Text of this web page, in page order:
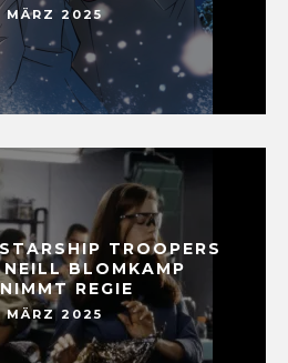
MÄRZ 2025
TROOPERS
BLOMKAMP
REGIE
MÄRZ 2025